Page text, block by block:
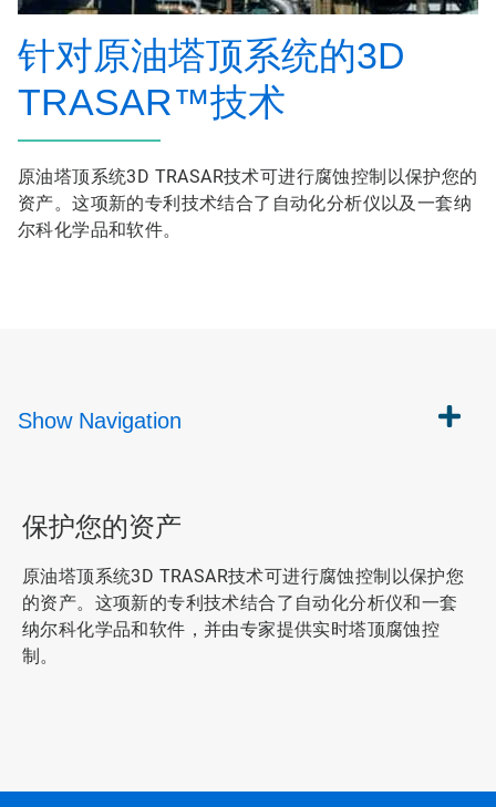
针对原油塔顶系统的3D
TRASAR™技术
原油塔顶系统3D TRASAR技术可进行腐蚀控制以保护您的
资产。这项新的专利技术结合了自动化分析仪以及一套纳
尔科化学品和软件。
Show Navigation
保护您的资产
原油塔顶系统3D TRASAR技术可进行腐蚀控制以保护您
的资产。这项新的专利技术结合了自动化分析仪和一套
纳尔科化学品和软件，并由专家提供实时塔顶腐蚀控
制。